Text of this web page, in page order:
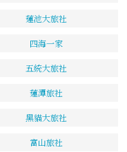
蓮池大旅社
四海一家
五統大旅社
蓮潭旅社
黑貓大旅社
富山旅社